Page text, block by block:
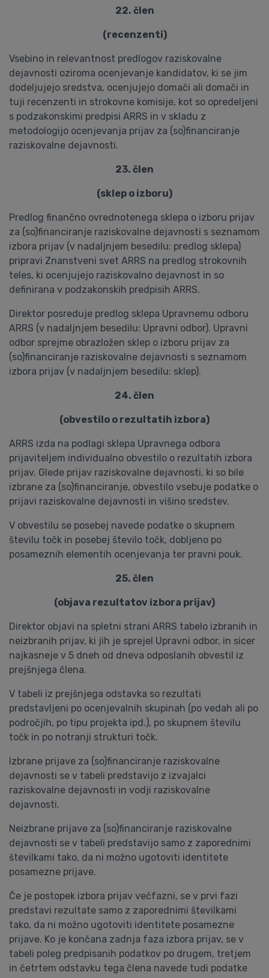
22. člen
(recenzenti)
Vsebino in relevantnost predlogov raziskovalne
dejavnosti oziroma ocenjevanje kandidatov, ki se jim
dodeljujejo sredstva, ocenjujejo domači ali domači in
tuji recenzenti in strokovne komisije, kot so opredeljeni
s podzakonskimi predpisi ARRS in v skladu z
metodologijo ocenjevanja prijav za (so)financiranje
raziskovalne dejavnosti.
23. člen
(sklep o izboru)
Predlog finančno ovrednotenega sklepa o izboru prijav
za (so)financiranje raziskovalne dejavnosti s seznamom
izbora prijav (v nadaljnjem besedilu: predlog sklepa)
pripravi Znanstveni svet ARRS na predlog strokovnih
teles, ki ocenjujejo raziskovalno dejavnost in so
definirana v podzakonskih predpisih ARRS.
Direktor posreduje predlog sklepa Upravnemu odboru
ARRS (v nadaljnjem besedilu: Upravni odbor). Upravni
odbor sprejme obrazložen sklep o izboru prijav za
(so)financiranje raziskovalne dejavnosti s seznamom
izbora prijav (v nadaljnjem besedilu: sklep).
24. člen
(obvestilo o rezultatih izbora)
ARRS izda na podlagi sklepa Upravnega odbora
prijaviteljem individualno obvestilo o rezultatih izbora
prijav. Glede prijav raziskovalne dejavnosti, ki so bile
izbrane za (so)financiranje, obvestilo vsebuje podatke o
prijavi raziskovalne dejavnosti in višino sredstev.
V obvestilu se posebej navede podatke o skupnem
številu točk in posebej število točk, dobljeno po
posameznih elementih ocenjevanja ter pravni pouk.
25. člen
(objava rezultatov izbora prijav)
Direktor objavi na spletni strani ARRS tabelo izbranih in
neizbranih prijav, ki jih je sprejel Upravni odbor, in sicer
najkasneje v 5 dneh od dneva odposlanih obvestil iz
prejšnjega člena.
V tabeli iz prejšnjega odstavka so rezultati
predstavljeni po ocenjevalnih skupinah (po vedah ali po
področjih, po tipu projekta ipd.), po skupnem številu
točk in po notranji strukturi točk.
Izbrane prijave za (so)financiranje raziskovalne
dejavnosti se v tabeli predstavijo z izvajalci
raziskovalne dejavnosti in vodji raziskovalne
dejavnosti.
Neizbrane prijave za (so)financiranje raziskovalne
dejavnosti se v tabeli predstavijo samo z zaporednimi
številkami tako, da ni možno ugotoviti identitete
posamezne prijave.
Če je postopek izbora prijav večfazni, se v prvi fazi
predstavi rezultate samo z zaporednimi številkami
tako, da ni možno ugotoviti identitete posamezne
prijave. Ko je končana zadnja faza izbora prijav, se v
tabeli poleg predpisanih podatkov po drugem, tretjem
in četrtem odstavku tega člena navede tudi podatke